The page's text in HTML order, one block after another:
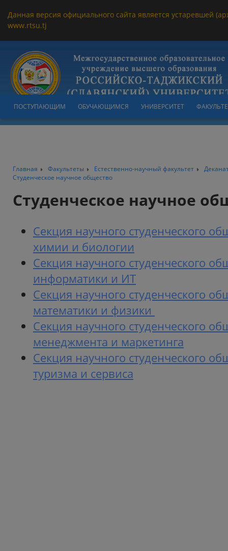
Данная версия официального сайта является устаревшей
www.rtsu.tj
ПОСТУПАЮЩИМ ОБУЧАЮЩИМСЯ УНИВЕРСИТЕТ
Главная Факультеты Естественно-научный факультет
Студенческое научное общество
Студенческое научное
Секция научного студенческого
химии и биологии
Секция научного студенческого
информатики и ИТ
Секция научного студенческого
математики и физики
Секция научного студенческого
менеджмента и маркетинга
Секция научного студенческого
туризма и сервиса